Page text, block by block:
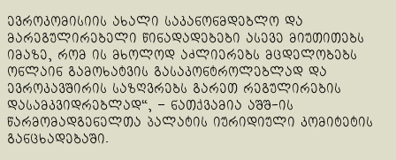
ევროკომისიის ახალი საკანონმდებლო და
მარეგულირებელი წინადადებები ასევე მიუთითებს
იმაზე, რომ ის მხოლოდ აძლიერებს მცდელობებს
ონლაინ გამოხატვის გასაკონტროლებლად და
ევროკავშირის საზღვრებს გარეთ რეგულირების
დასამკვიდრებლად“, – ნათქვამია აშშ-ის
წარმომადგენელთა პალატის იურიდიული კომიტეტის
განცხადებაში.